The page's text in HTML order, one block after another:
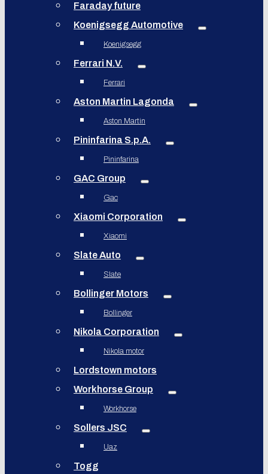
Faraday future
Koenigsegg Automotive
Koenigsegg
Ferrari N.V.
Ferrari
Aston Martin Lagonda
Aston Martin
Pininfarina S.p.A.
Pininfarina
GAC Group
Gac
Xiaomi Corporation
Xiaomi
Slate Auto
Slate
Bollinger Motors
Bollinger
Nikola Corporation
Nikola motor
Lordstown motors
Workhorse Group
Workhorse
Sollers JSC
Uaz
Togg